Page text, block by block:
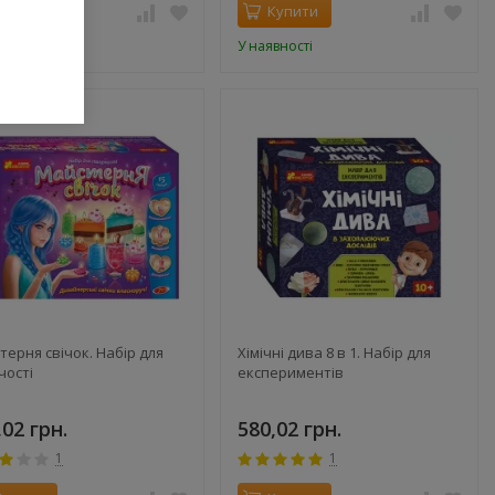
Купити
У наявності
свічок. Набір для
грн.
1
Хімічні дива 8 в 1. Набір для
експериментів
580,02 грн.
1